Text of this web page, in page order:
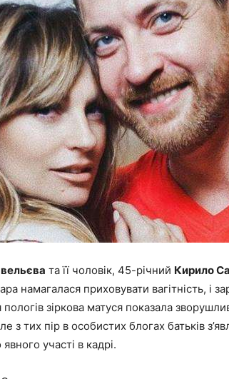
та її чоловік, 45-річний Кирило
намагалася приховувати вагітність, і
зіркова матуся показала
з тих пір в особистих блогах батьків
участі в кадрі.